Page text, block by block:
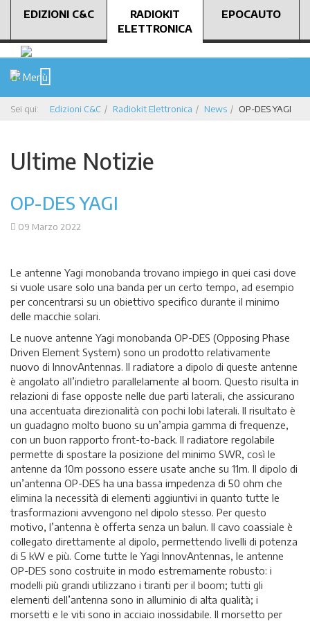
EDIZIONI C&C
RADIOKIT
ELETTRONICA
EPOCAUTO
Menù
Sei qui: Edizioni C&C Radiokit Elettronica News OP-DES YAGI
Ultime Notizie
OP-DES YAGI
09 Marzo 2022
Le antenne Yagi monobanda trovano impiego in quei casi dove
si vuole usare solo una banda per un certo tempo, ad esempio
per concentrarsi su un obiettivo specifico durante il minimo
delle macchie solari.
Le nuove antenne Yagi monobanda OP-DES (Opposing Phase
Driven Element System) sono un prodotto relativamente
nuovo di InnovAntennas. Il radiatore a dipolo di queste antenne
è angolato all’indietro parallelamente al boom. Questo risulta in
relazioni di fase opposte nelle due parti laterali, che assicurano
una accentuata direzionalità con pochi lobi laterali. Il risultato è
un guadagno molto buono su un’ampia gamma di frequenze,
con un buon rapporto front-to-back. Il radiatore regolabile
permette di spostare la posizione del minimo SWR, così le
antenne da 10m possono essere usate anche su 11m. Il dipolo di
un’antenna OP-DES ha una bassa impedenza di 50 ohm che
elimina la necessità di elementi aggiuntivi in quanto tutte le
trasformazioni avvengono nel dipolo stesso. Per questo
motivo, l’antenna è offerta senza un balun. Il cavo coassiale è
collegato direttamente al dipolo, permettendo livelli di potenza
di 5 kW e più. Come tutte le Yagi InnovAntennas, le antenne
OP-DES sono costruite in modo estremamente robusto: i
modelli più grandi utilizzano i tiranti per il boom; tutti gli
elementi dell’antenna sono in alluminio di alta qualità; i
morsetti e le viti sono in acciaio inossidabile. Il morsetto per